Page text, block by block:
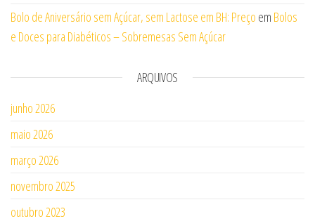
Bolo de Aniversário sem Açúcar, sem Lactose em BH: Preço em Bolos
e Doces para Diabéticos – Sobremesas Sem Açúcar
ARQUIVOS
junho 2026
maio 2026
março 2026
novembro 2025
outubro 2023